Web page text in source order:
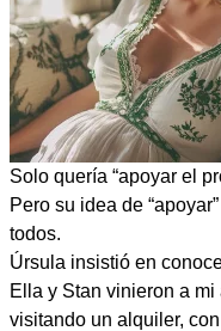
Solo quería “apoyar el
Pero su idea de
todos.
Úrsula insistió en
Ella y Stan vinieron a
visitando un alquiler,